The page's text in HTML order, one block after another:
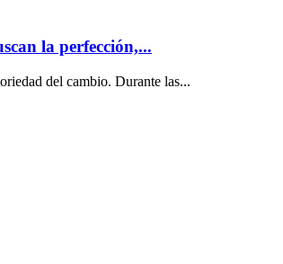
la perfección,...
del cambio. Durante las...